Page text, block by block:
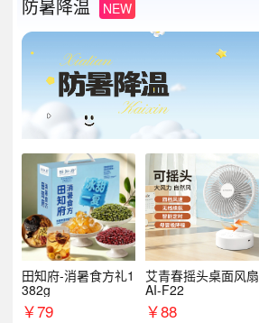
防暑降温 NEW
田知府-消暑食方礼1
382g
￥79
艾青春摇头桌面风扇
AI-F22
￥88